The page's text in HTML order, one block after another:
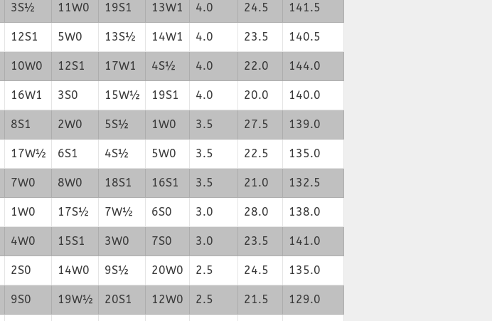
3S½ 11W0 19S1 13W1 4.0 24.5 141.5
12S1 5W0 13S½ 14W1 4.0 23.5 140.5
10W0 12S1 17W1 4S½ 4.0 22.0 144.0
16W1 3S0 15W½ 19S1 4.0 20.0 140.0
8S1 2W0 5S½ 1W0 3.5 27.5 139.0
17W½ 6S1 4S½ 5W0 3.5 22.5 135.0
7W0 8W0 18S1 16S1 3.5 21.0 132.5
1W0 17S½ 7W½ 6S0 3.0 28.0 138.0
4W0 15S1 3W0 7S0 3.0 23.5 141.0
2S0 14W0 9S½ 20W0 2.5 24.5 135.0
9S0 19W½ 20S1 12W0 2.5 21.5 129.0